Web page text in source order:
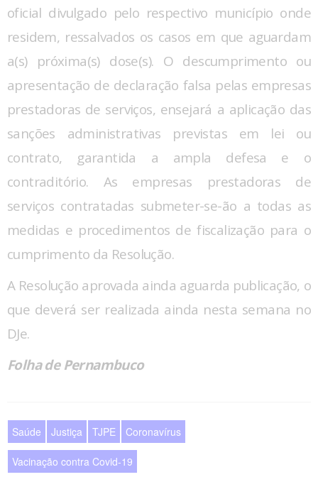
oficial divulgado pelo respectivo município onde
residem, ressalvados os casos em que aguardam
a(s) próxima(s) dose(s). O descumprimento ou
apresentação de declaração falsa pelas empresas
prestadoras de serviços, ensejará a aplicação das
sanções administrativas previstas em lei ou
contrato, garantida a ampla defesa e o
contraditório. As empresas prestadoras de
serviços contratadas submeter-se-ão a todas as
medidas e procedimentos de fiscalização para o
cumprimento da Resolução.
A Resolução aprovada ainda aguarda publicação, o
que deverá ser realizada ainda nesta semana no
DJe.
Folha de Pernambuco
Saúde Justiça TJPE Coronavírus
Vacinação contra Covid-19